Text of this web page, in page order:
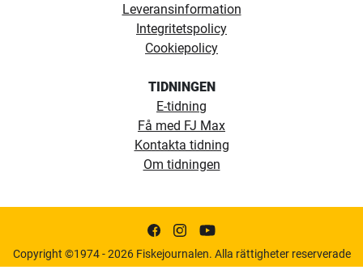
Leveransinformation
Integritetspolicy
Cookiepolicy
TIDNINGEN
E-tidning
Få med FJ Max
Kontakta tidning
Om tidningen
Copyright ©1974 - 2026 Fiskejournalen. Alla rättigheter reserverade